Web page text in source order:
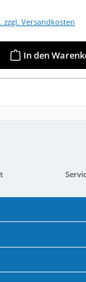
zzgl. Versandkosten
In den